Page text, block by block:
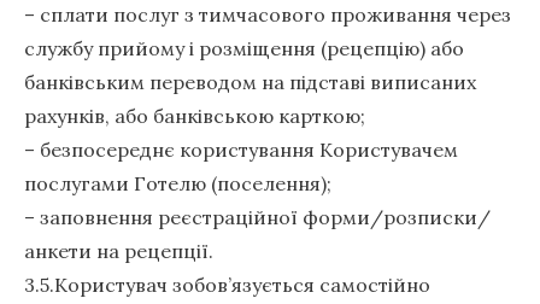
– сплати послуг з тимчасового проживання через
службу прийому і розміщення (рецепцію) або
банківським переводом на підставі виписаних
рахунків, або банківською карткою;
– безпосереднє користування Користувачем
послугами Готелю (поселення);
– заповнення реєстраційної форми/розписки/
анкети на рецепції.
3.5.Користувач зобов’язується самостійно